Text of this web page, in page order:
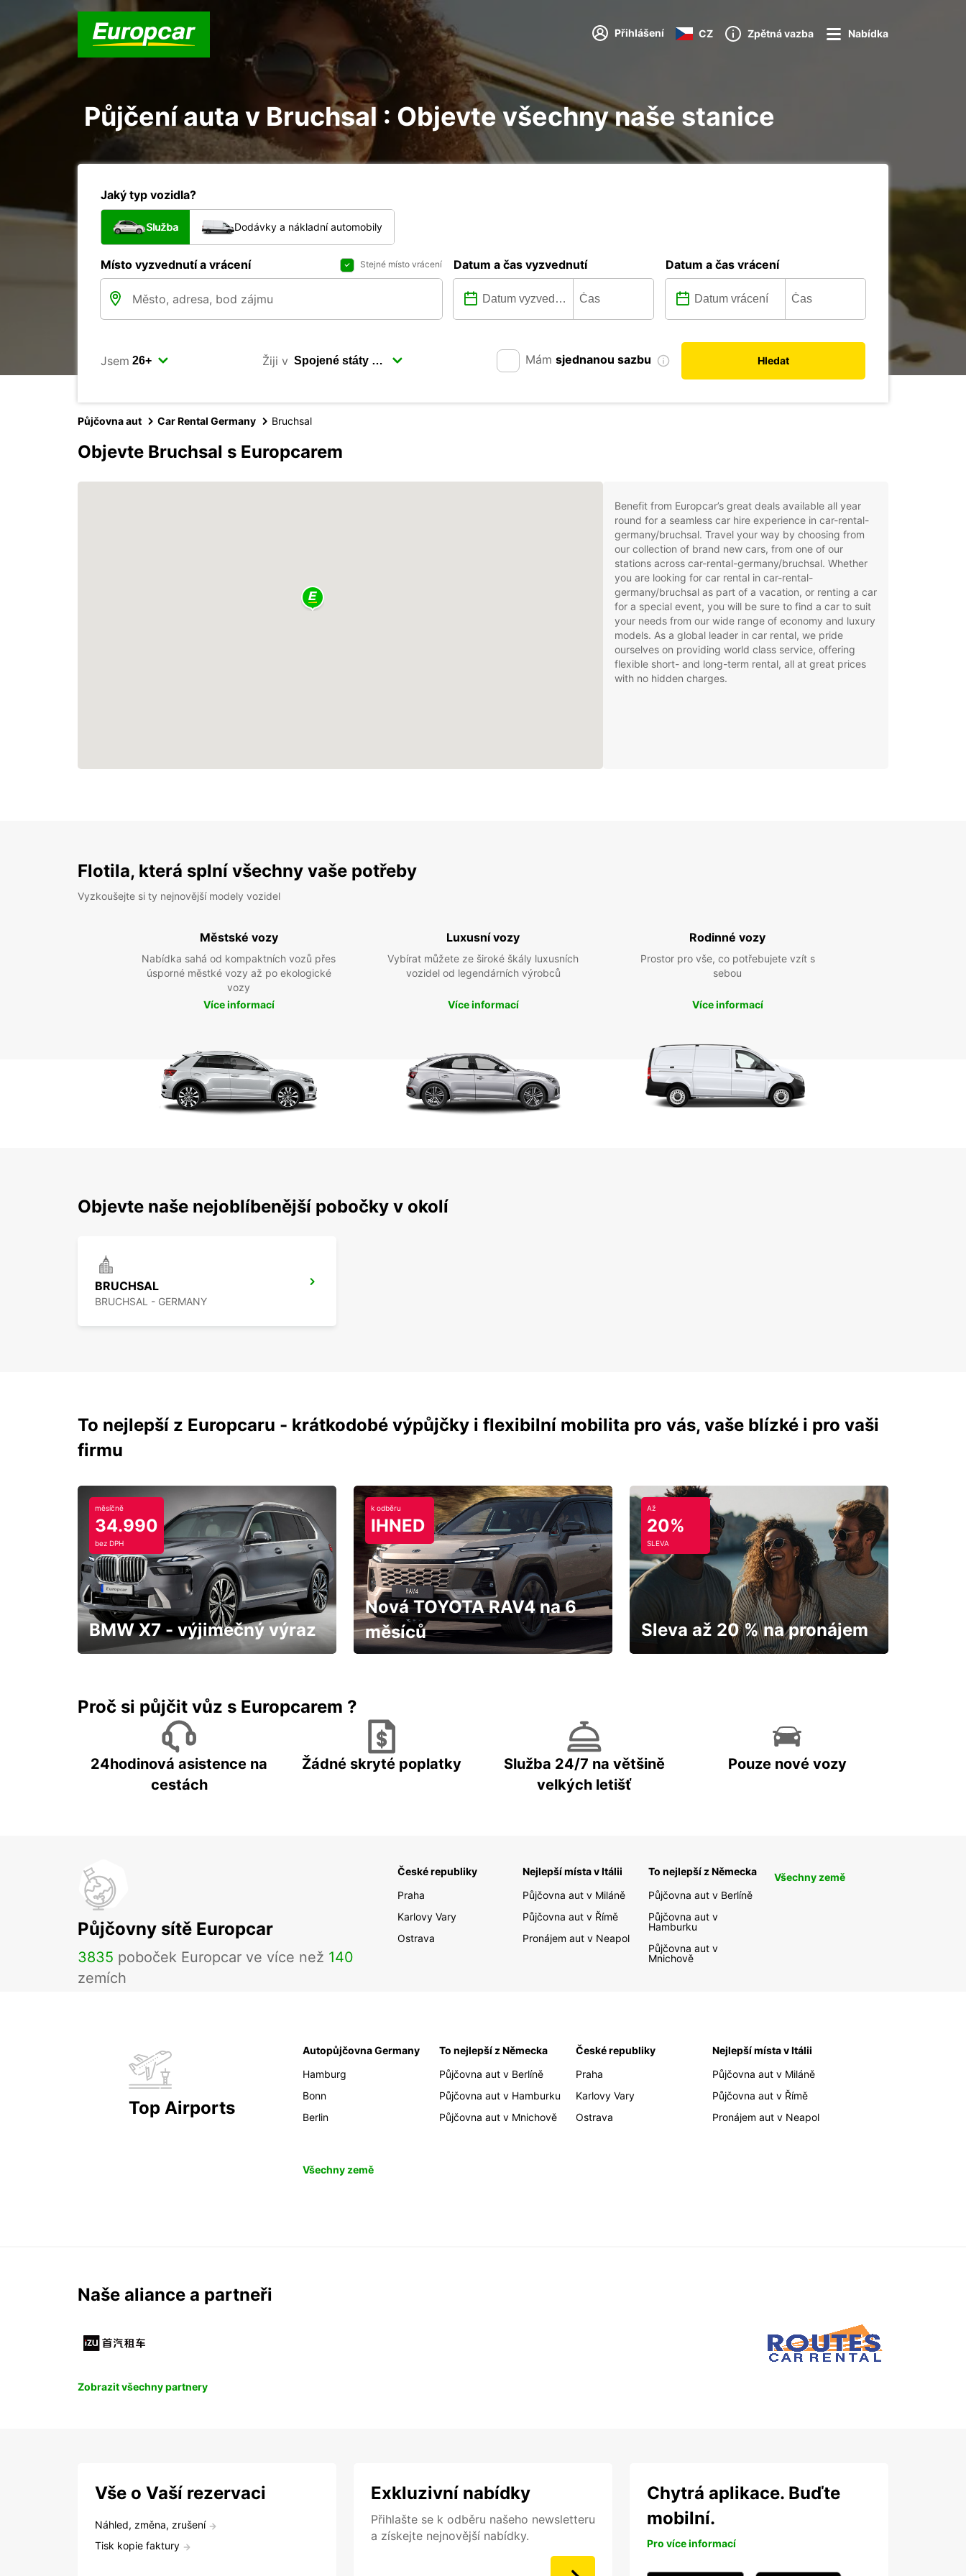
Přihlášení CZ Zpětná vazba Nabídka
Půjčení auta v Bruchsal : Objevte všechny naše stanice
Jaký typ vozidla?
Služba Dodávky a nákladní automobily
Místo vyzvednutí a vrácení Stejné místo vrácení Datum a čas vyzvednutí Datum a čas vrácení
Jsem Žiji v Mám sjednanou sazbu Hledat
Půjčovna aut Car Rental Germany Bruchsal
Objevte Bruchsal s Europcarem
Benefit from Europcar’s great deals available all year
round for a seamless car hire experience in car-rental-
germany/bruchsal. Travel your way by choosing from
our collection of brand new cars, from one of our
stations across car-rental-germany/bruchsal. Whether
you are looking for car rental in car-rental-
germany/bruchsal as part of a vacation, or renting a car
for a special event, you will be sure to find a car to suit
your needs from our wide range of economy and luxury
models. As a global leader in car rental, we pride
ourselves on providing world class service, offering
flexible short- and long-term rental, all at great prices
with no hidden charges.
Flotila, která splní všechny vaše potřeby
Vyzkoušejte si ty nejnovější modely vozidel
Městské vozy
Nabídka sahá od kompaktních vozů přes
úsporné městké vozy až po ekologické
vozy
Více informací
Luxusní vozy
Vybírat můžete ze široké škály luxusních
vozidel od legendárních výrobců
Více informací
Rodinné vozy
Prostor pro vše, co potřebujete vzít s
sebou
Více informací
Objevte naše nejoblíbenější pobočky v okolí
BRUCHSAL
BRUCHSAL - GERMANY
To nejlepší z Europcaru - krátkodobé výpůjčky i flexibilní mobilita pro vás, vaše blízké i pro vaši
firmu
měsíčně
34.990
bez DPH
BMW X7 - výjimečný výraz
k odběru
IHNED
Nová TOYOTA RAV4 na 6
měsíců
Až
20%
SLEVA
Sleva až 20 % na pronájem
Proč si půjčit vůz s Europcarem ?
24hodinová asistence na
cestách
Žádné skryté poplatky
Služba 24/7 na většině
velkých letišť
Pouze nové vozy
Půjčovny sítě Europcar
3835 poboček Europcar ve více než 140
zemích
České republiky
Praha
Karlovy Vary
Ostrava
Nejlepší místa v Itálii
Půjčovna aut v Miláně
Půjčovna aut v Římě
Pronájem aut v Neapol
To nejlepší z Německa
Půjčovna aut v Berlíně
Půjčovna aut v
Hamburku
Půjčovna aut v
Mnichově
Všechny země
Top Airports
Autopůjčovna Germany
Hamburg
Bonn
Berlin
To nejlepší z Německa
Půjčovna aut v Berlíně
Půjčovna aut v Hamburku
Půjčovna aut v Mnichově
České republiky
Praha
Karlovy Vary
Ostrava
Nejlepší místa v Itálii
Půjčovna aut v Miláně
Půjčovna aut v Římě
Pronájem aut v Neapol
Všechny země
Naše aliance a partneři
Zobrazit všechny partnery
Vše o Vaší rezervaci
Náhled, změna, zrušení
Tisk kopie faktury
Exkluzivní nabídky
Přihlašte se k odběru našeho newsletteru
a získejte nejnovější nabídky.
Chytrá aplikace. Buďte
mobilní.
Pro více informací